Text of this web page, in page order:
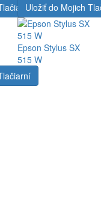
Uložiť do Mojich
Epson Stylus SX
515 W